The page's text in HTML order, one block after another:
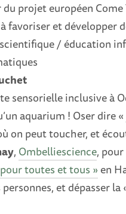
projet européen Come
favoriser et développer
/ éducation
sensorielle inclusive à
aquarium ! Oser dire
on peut toucher, et
, Ombelliescience,
toutes et tous » en
et dépasser la